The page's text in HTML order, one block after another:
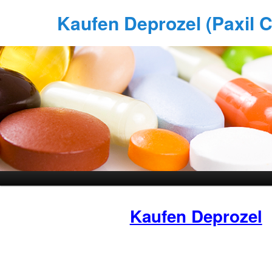
Kaufen Deprozel (Paxil
Kaufen Deprozel